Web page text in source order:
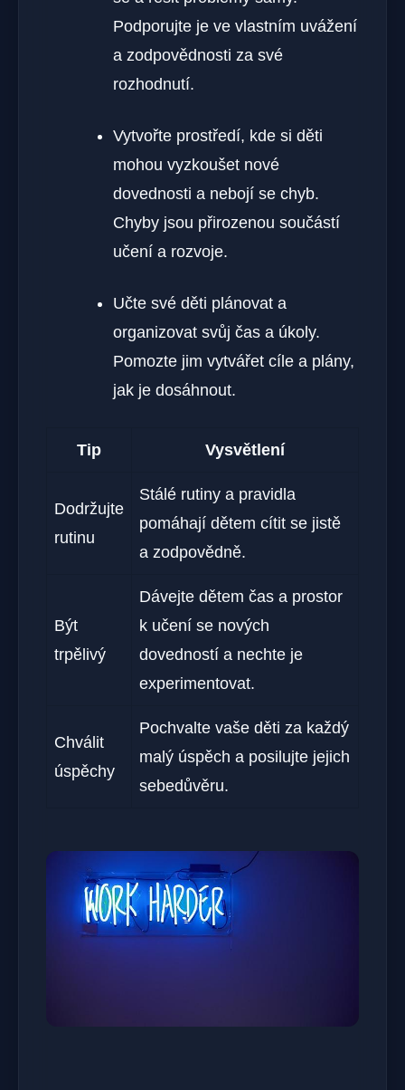
Podporujte je ve vlastním uvážení
a zodpovědnosti za své
rozhodnutí.
Vytvořte prostředí, kde si děti
mohou vyzkoušet nové
dovednosti a nebojí se chyb.
Chyby jsou přirozenou součástí
učení a rozvoje.
Učte své děti plánovat a
organizovat svůj čas a úkoly.
Pomozte jim vytvářet cíle a plány,
jak je dosáhnout.
Tip Vysvětlení
Dodržujte
rutinu
Stálé rutiny a pravidla
pomáhají dětem cítit se jistě
a zodpovědně.
Být
trpělivý
Dávejte dětem čas a prostor
k učení se nových
dovedností a nechte je
experimentovat.
Chválit
úspěchy
Pochvalte vaše děti za každý
malý úspěch a posilujte jejich
sebedůvěru.